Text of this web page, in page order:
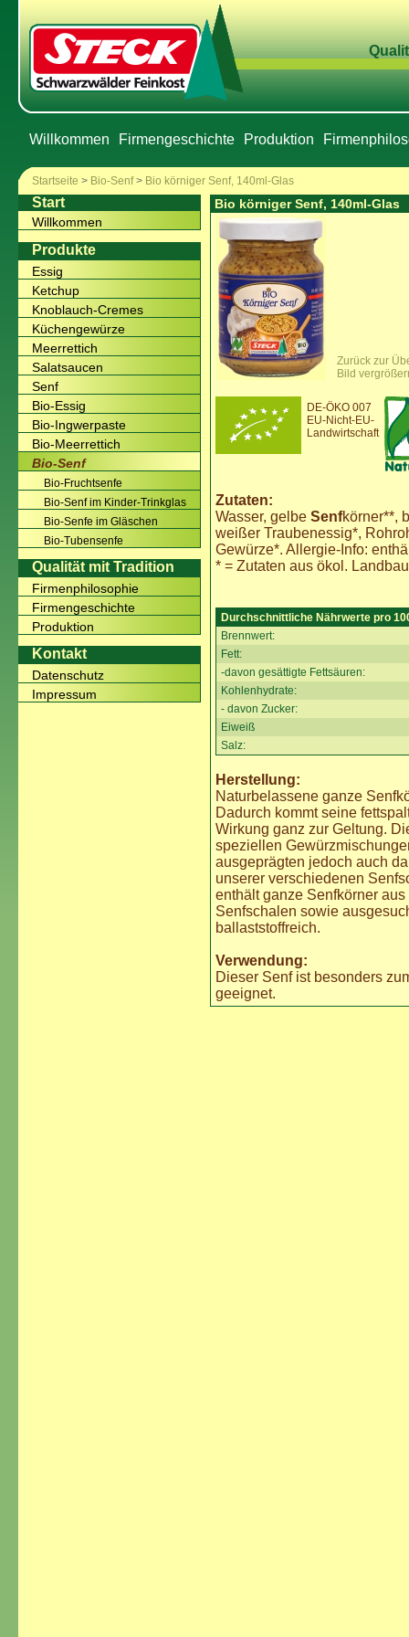
Willkommen Firmengeschichte Produktion
Startseite > Bio-Senf> Bio körniger Senf, 140ml-Glas
Start
Willkommen
Produkte
Essig
Ketchup
Knoblauch-Cremes
Küchengewürze
Meerrettich
Salatsaucen
Senf
Bio-Essig
Bio-Ingwerpaste
Bio-Meerrettich
Bio-Senf
Bio-Fruchtsenfe
Bio-Senf im Kinder-Trinkglas
Bio-Senfe im Gläschen
Bio-Tubensenfe
Qualität mit Tradition
Firmenphilosophie
Firmengeschichte
Produktion
Kontakt
Datenschutz
Impressum
Bio körniger Senf, 140ml-Glas
Zurück zur
Bild
DE-ÖKO 007
EU-Nicht-EU-
Landwirtschaft
Zutaten:
Wasser, gelbe Senfkörner**,
weißer Traubenessig*,
Gewürze*. Allergie-Info:
* = Zutaten aus ökol.
Durchschnittliche Nährwerte pro
Brennwert:
Fett:
-davon gesättigte Fettsäuren:
Kohlenhydrate:
- davon Zucker:
Eiweiß
Salz:
Herstellung:
Naturbelassene ganze
Dadurch kommt seine
Wirkung ganz zur Geltung.
speziellen
ausgeprägten jedoch auch
unserer verschiedenen
enthält ganze Senfkörner
Senfschalen sowie
ballaststoffreich.
Verwendung:
Dieser Senf ist besonders
geeignet.